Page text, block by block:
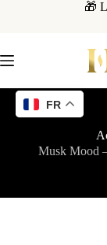
🎁
Musk Mood
FR